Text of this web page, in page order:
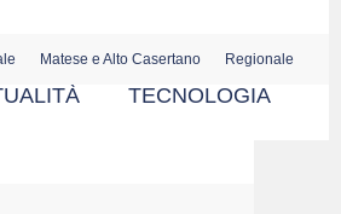
Matese e Alto Casertano Regionale
TECNOLOGIA